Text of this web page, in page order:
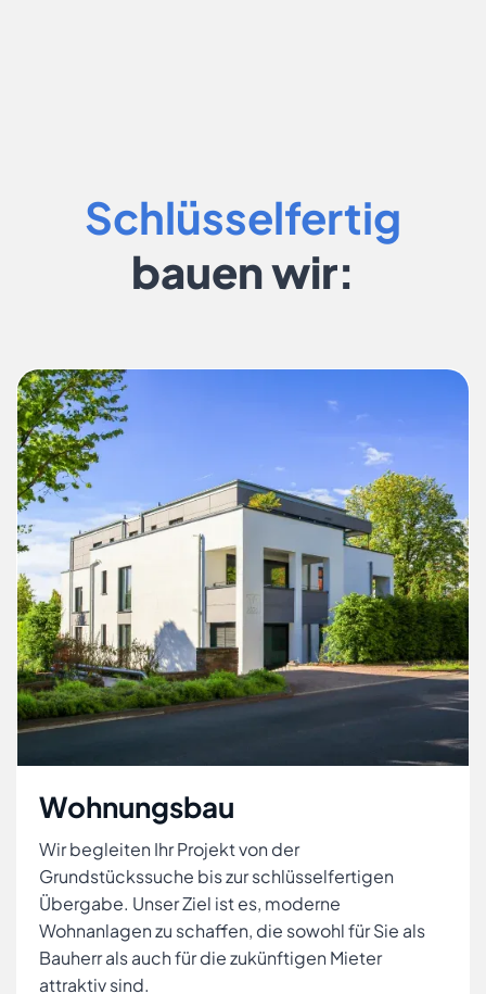
Schlüsselfertig
bauen wir:
Wohnungsbau
Wir begleiten Ihr Projekt von der
Grundstückssuche bis zur schlüsselfertigen
Übergabe. Unser Ziel ist es, moderne
Wohnanlagen zu schaffen, die sowohl für Sie als
Bauherr als auch für die zukünftigen Mieter
attraktiv sind.